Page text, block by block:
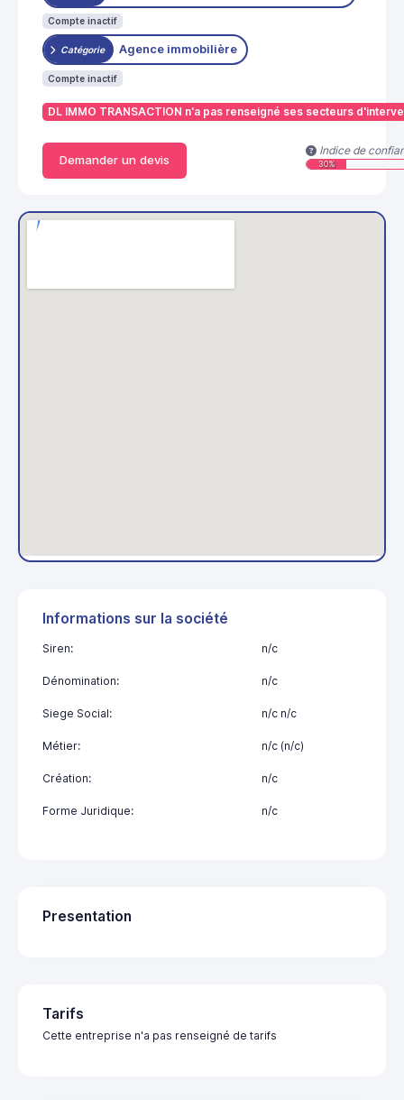
Compte inactif
Catégorie Agence immobilière
Compte inactif
DL IMMO TRANSACTION n'a pas renseigné ses secteurs
Demander un devis
Indice de
30%
Informations sur la société
Siren: n/c
Dénomination: n/c
Siege Social: n/c n/c
Métier: n/c (n/c)
Création: n/c
Forme Juridique: n/c
Presentation
Tarifs
Cette entreprise n'a pas renseigné de tarifs